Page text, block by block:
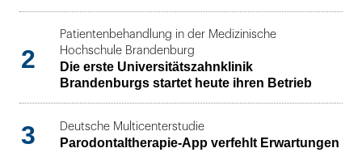
2
Patientenbehandlung in der Medizinische
Hochschule Brandenburg
Die erste Universitätszahnklinik
Brandenburgs startet heute ihren Betrieb
3 Deutsche Multicenterstudie
Parodontaltherapie-App verfehlt Erwartungen